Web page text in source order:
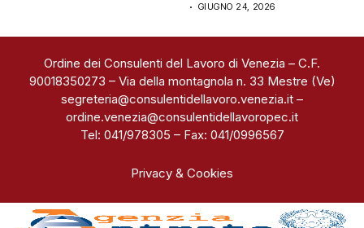
GIUGNO 24, 2026
Ordine dei Consulenti del Lavoro di Venezia – C.F.
90018350273 – Via della montagnola n. 33 Mestre (Ve)
segreteria@consulentidellavoro.venezia.it –
ordine.venezia@consulentidellavoropec.it
Tel: 041/978305 – Fax: 041/0996567
Privacy & Cookies